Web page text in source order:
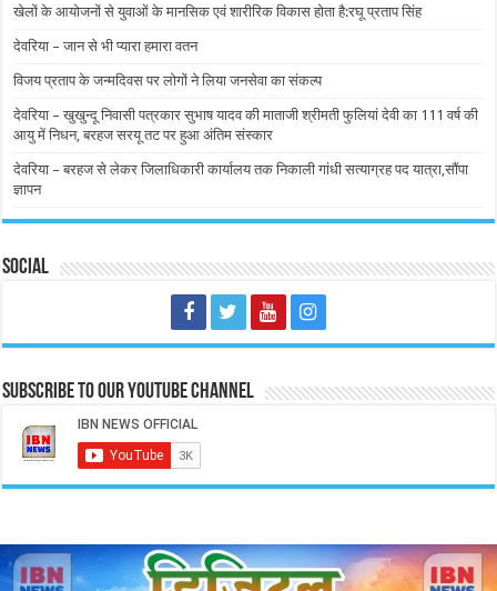
खेलों के आयोजनों से युवाओं के मानसिक एवं शारीरिक विकास होता है:रघू प्रताप सिंह
देवरिया – जान से भी प्यारा हमारा वतन
विजय प्रताप के जन्मदिवस पर लोगों ने लिया जनसेवा का संकल्प
देवरिया – खुखुन्दू निवासी पत्रकार सुभाष यादव की माताजी श्रीमती फुलियां देवी का 111 वर्ष की
आयु में निधन, बरहज सरयू तट पर हुआ अंतिम संस्कार
देवरिया – बरहज से लेकर जिलाधिकारी कार्यालय तक निकाली गांधी सत्याग्रह पद यात्रा,सौंपा
ज्ञापन
Social
Subscribe to our Youtube Channel